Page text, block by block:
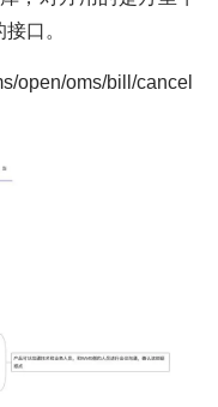
口。
open/oms/bill/cancel